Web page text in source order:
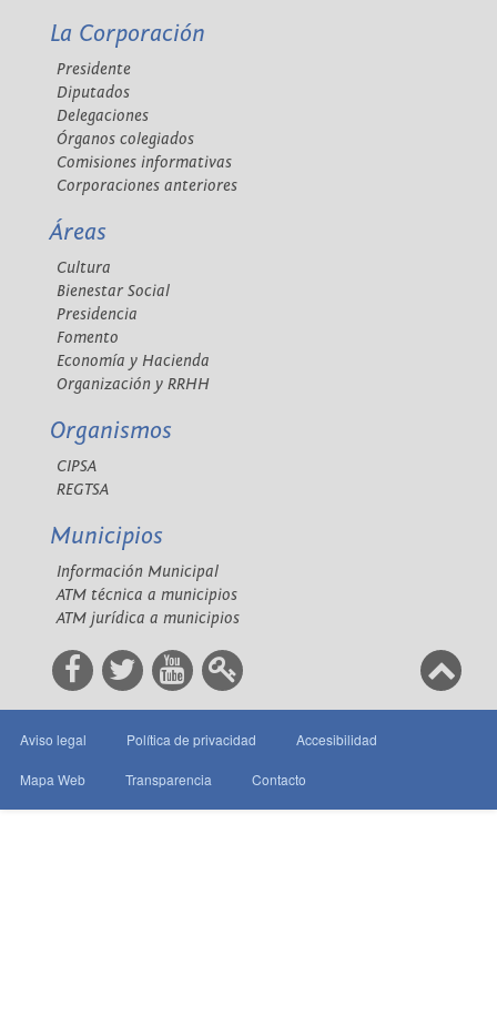
La Corporación
Presidente
Diputados
Delegaciones
Órganos colegiados
Comisiones informativas
Corporaciones anteriores
Áreas
Cultura
Bienestar Social
Presidencia
Fomento
Economía y Hacienda
Organización y RRHH
Organismos
CIPSA
REGTSA
Municipios
Información Municipal
ATM técnica a municipios
ATM jurídica a municipios
Aviso legal Política de privacidad Accesibilidad
Mapa Web Transparencia Contacto